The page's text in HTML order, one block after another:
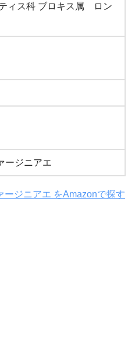
ィス科 ブロキス属 ロン
ージニアエ
ージニアエ をAmazonで探す